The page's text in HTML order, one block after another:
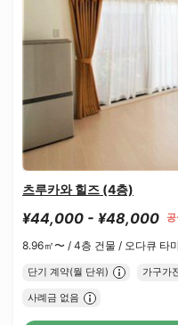
츠루카와 힐즈 (4층)
¥44,000 - ¥48,000 공
8.96㎡〜 / 4층 건물 / 오다큐 타
단기 계약(월 단위) 가구가
사례금 없음